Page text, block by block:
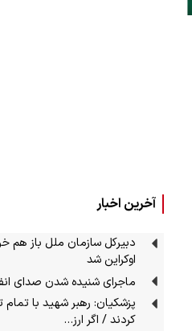
آخرین اخبار
دبیرکل سازمان ملل باز هم
اوکراین شد
ماجرای شنیده شدن صدای
پزشکیان: رهبر شهید با
کردند / اگر ارز…